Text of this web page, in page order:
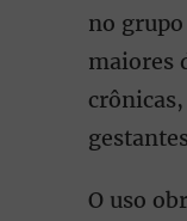
no
maiores
O uso